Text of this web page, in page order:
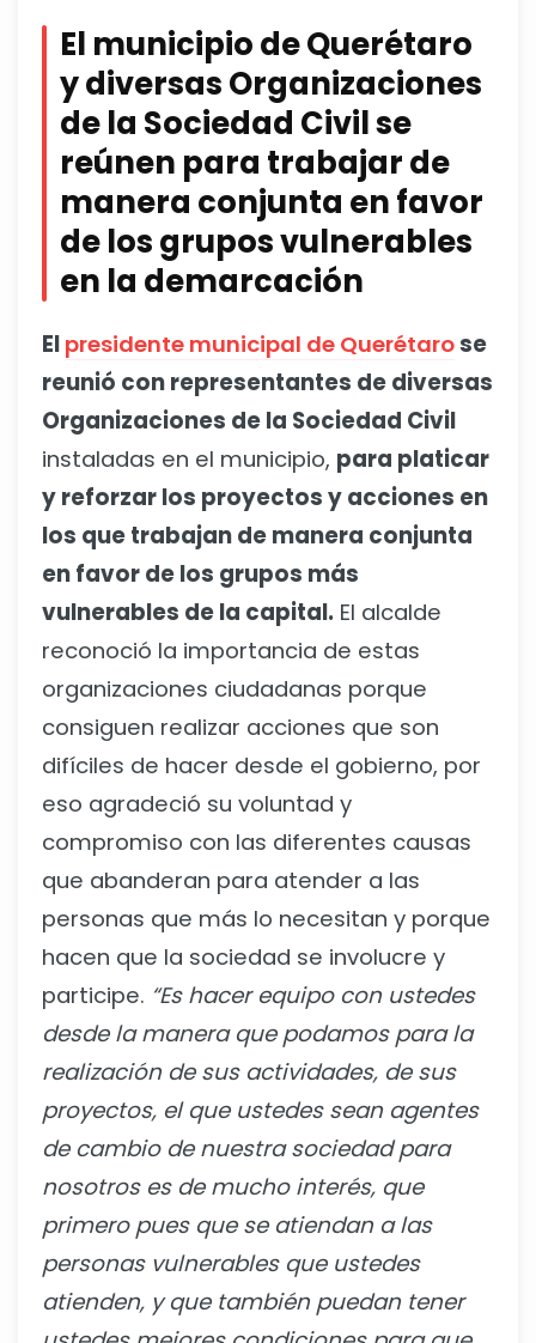
El municipio de Querétaro
y diversas Organizaciones
de la Sociedad Civil se
reúnen para trabajar de
manera conjunta en favor
de los grupos vulnerables
en la demarcación
El presidente municipal de Querétarose
reunió con representantes de diversas
Organizaciones de la Sociedad Civil
instaladas en el municipio, para platicar
y reforzar los proyectos y acciones en
los que trabajan de manera conjunta
en favor de los grupos más
vulnerables de la capital. El alcalde
reconoció la importancia de estas
organizaciones ciudadanas porque
consiguen realizar acciones que son
difíciles de hacer desde el gobierno, por
eso agradeció su voluntad y
compromiso con las diferentes causas
que abanderan para atender a las
personas que más lo necesitan y porque
hacen que la sociedad se involucre y
participe. “Es hacer equipo con ustedes
desde la manera que podamos para la
realización de sus actividades, de sus
proyectos, el que ustedes sean agentes
de cambio de nuestra sociedad para
nosotros es de mucho interés, que
primero pues que se atiendan a las
personas vulnerables que ustedes
atienden, y que también puedan tener